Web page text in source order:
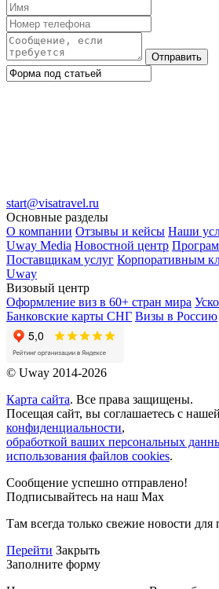
Отправить
start@visatravel.ru
Основные разделы
О компании Отзывы и кейсы Наши
Uway Media Новостной центр
Поставщикам услуг Корпоративным
Uway
Визовый центр
Оформление виз в 60+ стран мира
Банковские карты СНГ Визы в Россию
© Uway 2014-2026
Карта сайта. Все права защищены.
Посещая сайт, вы соглашаетесь с нашей
конфиденциальности,
обработкой ваших персональных
использования файлов cookies.
Сообщение успешно отправлено!
Подписывайтесь на наш Max
Там всегда только свежие новости
Перейти Закрыть
Заполните форму